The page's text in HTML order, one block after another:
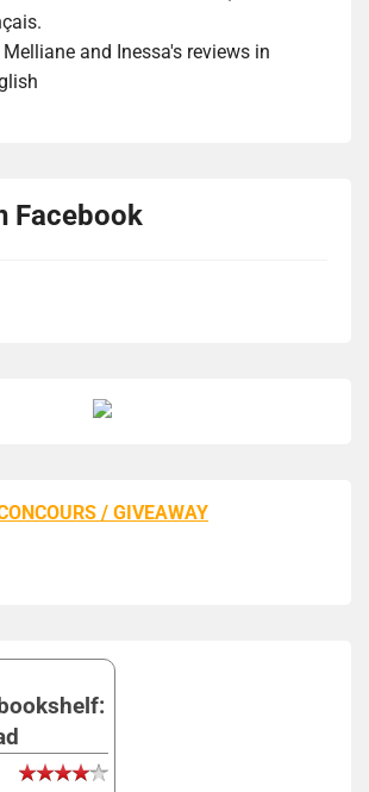
and Inessa's reviews in
Facebook
/ GIVEAWAY